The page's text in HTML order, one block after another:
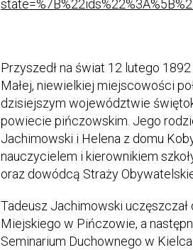
Przyszedł na świat 12 lutego
Małej, niewielkiej miejscowości
dzisiejszym województwie
powiecie pińczowskim. Jego
Jachimowski i Helena z domu
nauczycielem i kierownikiem
oraz dowódcą Straży
Tadeusz Jachimowski uczęszczał
Miejskiego w Pińczowie, a
Seminarium Duchownego w